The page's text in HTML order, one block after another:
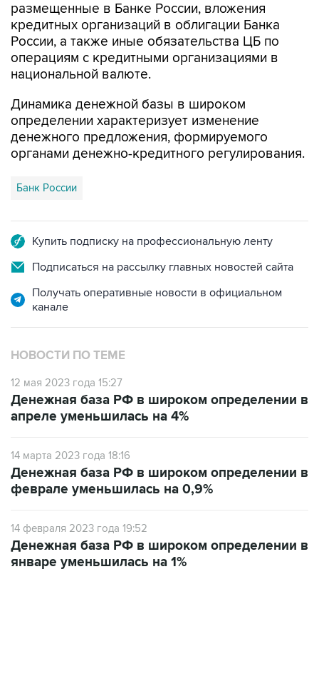
размещенные в Банке России, вложения
кредитных организаций в облигации Банка
России, а также иные обязательства ЦБ по
операциям с кредитными организациями в
национальной валюте.
Динамика денежной базы в широком
определении характеризует изменение
денежного предложения, формируемого
органами денежно-кредитного регулирования.
Банк России
Купить подписку на профессиональную ленту
Подписаться на рассылку главных новостей сайта
Получать оперативные новости в официальном
канале
НОВОСТИ ПО ТЕМЕ
12 мая 2023 года 15:27
Денежная база РФ в широком определении в
апреле уменьшилась на 4%
14 марта 2023 года 18:16
Денежная база РФ в широком определении в
феврале уменьшилась на 0,9%
14 февраля 2023 года 19:52
Денежная база РФ в широком определении в
январе уменьшилась на 1%